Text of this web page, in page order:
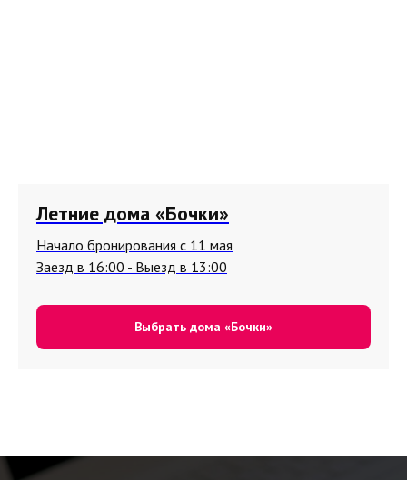
Летние дома «Бочки»
Начало бронирования с 11 мая
Заезд в 16:00 - Выезд в 13:00
Выбрать дома «Бочки»